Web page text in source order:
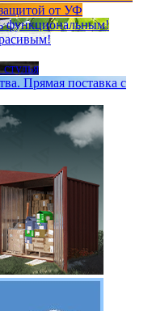
от УФ
функциональным!
Прямая поставка с